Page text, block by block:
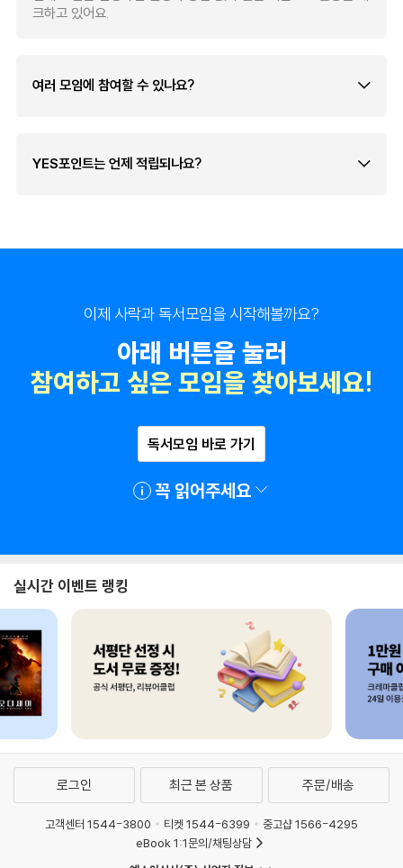
크하고 있어요.
여러 모임에 참여할 수 있나요?
YES포인트는 언제 적립되나요?
이제 사락과 독서모임을 시작해볼까요?
아래 버튼을 눌러
참여하고 싶은 모임을 찾아보세요!
독서모임 바로 가기
꼭 읽어주세요
실시간 이벤트 랭킹
로그인 최근 본 상품 주문/배송
고객센터 1544-3800 티켓 1544-6399
중고샵 1566-4295
eBook 1:1문의/채팅상담